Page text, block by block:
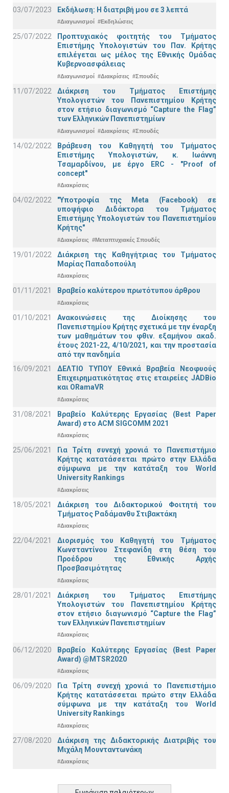
03/07/2023
Εκδήλωση: Η διατριβή μου σε 3 λεπτά
#Διαγωνισμοί #Εκδηλώσεις
25/07/2022
Προπτυχιακός φοιτητής του Τμήματος
Επιστήμης Υπολογιστών του Παν. Κρήτης
επιλέγεται ως μέλος της Εθνικής Ομάδας
Κυβερνοασφάλειας
#Διαγωνισμοί #Διακρίσεις #Σπουδές
11/07/2022
Διάκριση του Τμήματος Επιστήμης
Υπολογιστών του Πανεπιστημίου Κρήτης
στον ετήσιο διαγωνισμό “Capture the Flag”
των Ελληνικών Πανεπιστημίων
#Διαγωνισμοί #Διακρίσεις #Σπουδές
14/02/2022
Βράβευση του Καθηγητή του Τμήματος
Επιστήμης Υπολογιστών, κ. Ιωάννη
Τσαμαρδίνου, με έργο ERC - "Proof of
concept"
#Διακρίσεις
04/02/2022
"Υποτροφία της Meta (Facebook) σε
υποψήφιο Διδάκτορα του Τμήματος
Επιστήμης Υπολογιστών του Πανεπιστημίου
Κρήτης"
#Διακρίσεις #Μεταπτυχιακές Σπουδές
19/01/2022
Διάκριση της Καθηγήτριας του Τμήματος
Μαρίας Παπαδοπούλη
#Διακρίσεις
01/11/2021 Bραβείο καλύτερου πρωτότυπου άρθρου
#Διακρίσεις
01/10/2021
Ανακοινώσεις της Διοίκησης του
Πανεπιστημίου Κρήτης σχετικά με την έναρξη
των μαθημάτων του φθιν. εξαμήνου ακαδ.
έτους 2021-22, 4/10/2021, και την προστασία
από την πανδημία
16/09/2021
ΔΕΛΤΙΟ ΤΥΠΟΥ Εθνικά Βραβεία Νεοφυούς
Επιχειρηματικότητας στις εταιρείες JADBio
και ORamaVR
#Διακρίσεις
31/08/2021
Βραβείο Καλύτερης Εργασίας (Best Paper
Award) στο ACM SIGCOMM 2021
#Διακρίσεις
25/06/2021
Για Τρίτη συνεχή χρονιά το Πανεπιστήμιο
Κρήτης κατατάσσεται πρώτο στην Ελλάδα
σύμφωνα με την κατάταξη του World
University Rankings
#Διακρίσεις
18/05/2021
Διάκριση του Διδακτορικού Φοιτητή του
Τμήματος Ραδάμανθυ Στιβακτάκη
#Διακρίσεις
22/04/2021
Διορισμός του Καθηγητή του Τμήματος
Κωνσταντίνου Στεφανίδη στη θέση του
Προέδρου της Εθνικής Αρχής
Προσβασιμότητας
#Διακρίσεις
28/01/2021
Διάκριση του Τμήματος Επιστήμης
Υπολογιστών του Πανεπιστημίου Κρήτης
στον ετήσιο διαγωνισμό “Capture the Flag”
των Ελληνικών Πανεπιστημίων
#Διακρίσεις
06/12/2020
Βραβείο Καλύτερης Εργασίας (Best Paper
Award) @MTSR2020
#Διακρίσεις
06/09/2020
Για Τρίτη συνεχή χρονιά το Πανεπιστήμιο
Κρήτης κατατάσσεται πρώτο στην Ελλάδα
σύμφωνα με την κατάταξη του World
University Rankings
#Διακρίσεις
27/08/2020
Διάκριση της Διδακτορικής Διατριβής του
Μιχάλη Μουνταντωνάκη
#Διακρίσεις